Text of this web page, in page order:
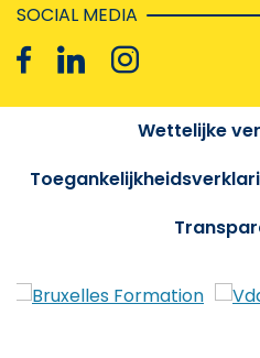
SOCIAL MEDIA
Wettelijke